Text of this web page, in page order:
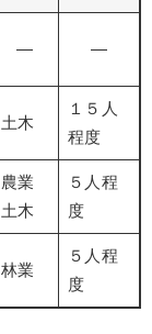
― ―
土木
１５人
程度
農業
土木
５人程
度
林業
５人程
度